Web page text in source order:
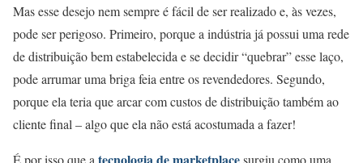
Mas esse desejo nem sempre é fácil de ser realizado e, às vezes,
pode ser perigoso. Primeiro, porque a indústria já possui uma rede
de distribuição bem estabelecida e se decidir “quebrar” esse laço,
pode arrumar uma briga feia entre os revendedores. Segundo,
porque ela teria que arcar com custos de distribuição também ao
cliente final – algo que ela não está acostumada a fazer!
É por isso que a tecnologia de marketplacesurgiu como uma